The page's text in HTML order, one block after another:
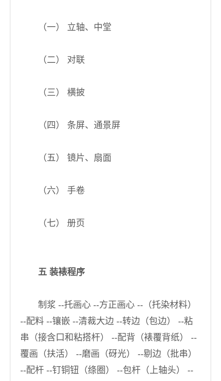
（一） 立轴、中堂
（二） 对联
（三） 横披
（四） 条屏、通景屏
（五） 镜片、扇面
（六） 手卷
（七） 册页
五 装裱程序
制浆 --托画心 --方正画心 --（托染材料）
--配料 --镶嵌 --清裁大边 --转边（包边） --粘
串（接含口和粘搭杆） --配背（裱覆背纸） --
覆画（扶活） --磨画（砑光） --剔边（批串）
--配杆 --钉铜钮（绦圈） --包杆（上轴头） --